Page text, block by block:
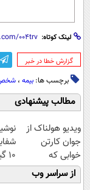
لینک کوتاه:
‌گزارش خطا در خبر
برچسب ها: بیمه ، شخص
مطالب پیشنهادی
ویدیو هولناک از
جوان کارتن
خوابی که
میلیاردر شد.
آموزش رایگان
از سراسر وب